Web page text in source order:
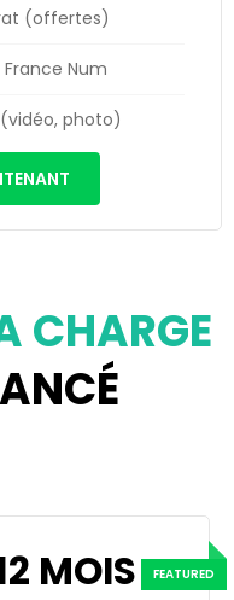
(offertes)
Num
photo)
CHARGE
MOIS